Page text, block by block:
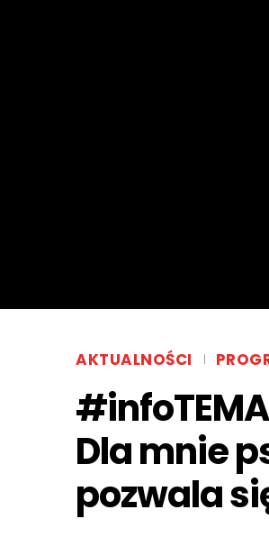
AKTUALNOŚCI
Dla mnie
pozwala